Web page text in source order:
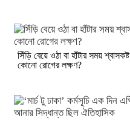
সিঁড়ি বেয়ে ওঠা বা হাঁটার সময় শ্বাসকষ্ট
কোনো রোগের লক্ষণ?